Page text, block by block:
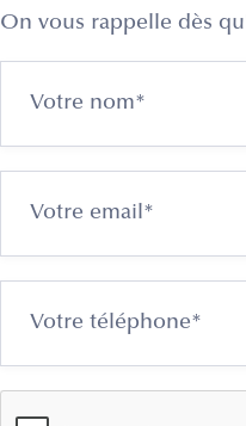
On vous rappelle dès